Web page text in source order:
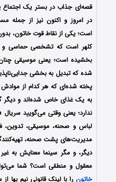
قصه‌ای جذاب در بستر یک
در امروز و اکنون نیز از جمله
است؛ یکی از نقاط قوت خاتون،
کلهر است که تشخصی حماسی و
بخشیده است؛ یعنی موسیقی
شده که تبدیل به بخشی
پخته شده‌ای که هر کدام از
به یک غذای خاص شده‌اند و دیگر
ندارد؛ یعنی وقتی می‌گویید
لباس و صحنه، موسیقی، تدوین،
مدیریت‌های پشت صحنه،
دیگر، و مگر سینما معنایش به
معقول و منطقی است؟ شما
خاتون را با لینک قانونی نیم بها